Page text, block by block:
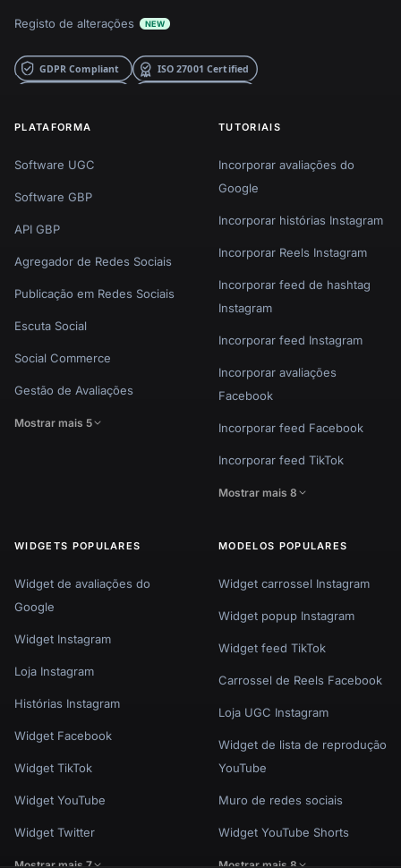
Registo de alterações NEW
PLATAFORMA
Software UGC
Software GBP
API GBP
Agregador de Redes Sociais
Publicação em Redes Sociais
Escuta Social
Social Commerce
Gestão de Avaliações
Mostrar mais 5
TUTORIAIS
Incorporar avaliações do
Google
Incorporar histórias Instagram
Incorporar Reels Instagram
Incorporar feed de hashtag
Instagram
Incorporar feed Instagram
Incorporar avaliações
Facebook
Incorporar feed Facebook
Incorporar feed TikTok
Mostrar mais 8
WIDGETS POPULARES
Widget de avaliações do
Google
Widget Instagram
Loja Instagram
Histórias Instagram
Widget Facebook
Widget TikTok
Widget YouTube
Widget Twitter
Mostrar mais 7
MODELOS POPULARES
Widget carrossel Instagram
Widget popup Instagram
Widget feed TikTok
Carrossel de Reels Facebook
Loja UGC Instagram
Widget de lista de reprodução
YouTube
Muro de redes sociais
Widget YouTube Shorts
Mostrar mais 8